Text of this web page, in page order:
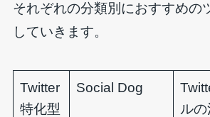
それぞれの分類別におすすめの
していきます。
Twitter
特化型
Social Dog
ル